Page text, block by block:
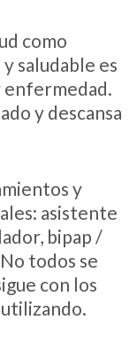
como
saludable es
enfermedad.
y descansa
y
asistente
bipap /
todos se
con los